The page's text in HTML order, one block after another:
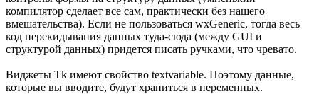
компилятор сделает все сам, практически без нашего
вмешательства). Если не пользоваться wxGeneric, тогда весь
код перекидывания данных туда-сюда (между GUI и
структурой данных) придется писать ручками, что чревато.
Виджеты Tk имеют свойство textvariable. Поэтому данные,
которые вы вводите, будут храниться в переменных.